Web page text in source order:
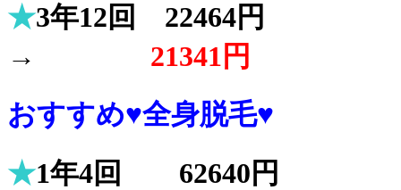
★3年12回 22464円
→
21341円
おすすめ♥全身脱毛♥
★1年4回 62640円